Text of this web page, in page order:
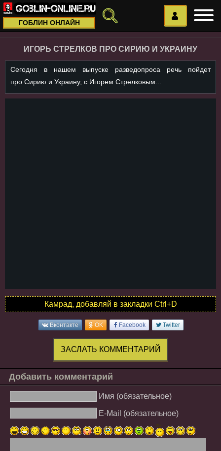
ГОБЛИН ОНЛАЙН
ИГОРЬ СТРЕЛКОВ ПРО СИРИЮ И УКРАИНУ
Сегодня в нашем выпуске разведопроса речь пойдет
про Сирию и Украину, с Игорем Стрелковым...
Камрад, добавляй в закладки Ctrl+D
Вконтакте OK Facebook Twitter
ЗАСЛАТЬ КОММЕНТАРИЙ
Добавить комментарий
Имя (обязательное)
E-Mail (обязательное)